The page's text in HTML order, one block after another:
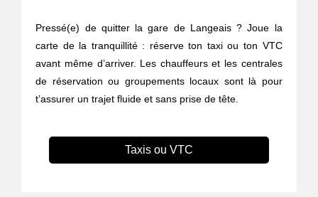
Pressé(e) de quitter la gare de Langeais ? Joue la
carte de la tranquillité : réserve ton taxi ou ton VTC
avant même d’arriver. Les chauffeurs et les centrales
de réservation ou groupements locaux sont là pour
t’assurer un trajet fluide et sans prise de tête.
Taxis ou VTC